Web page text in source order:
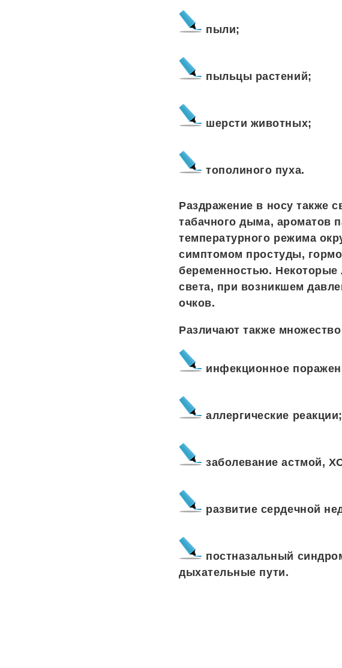
пыли;
пыльцы растений;
шерсти животных;
тополиного пуха.
Раздражение в носу также
табачного дыма, ароматов
температурного режима
симптомом простуды,
беременностью. Некоторые
света, при возникшем
очков.
Различают также
инфекционное
аллергические реакции;
заболевание астмой,
развитие сердечной
постназальный
дыхательные пути.